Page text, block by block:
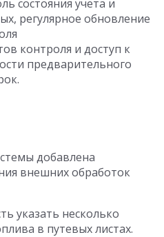
состояния учета и
регулярное обновление
контроля и доступ к
предварительного
добавлена
внешних обработок
указать несколько
в путевых листах.